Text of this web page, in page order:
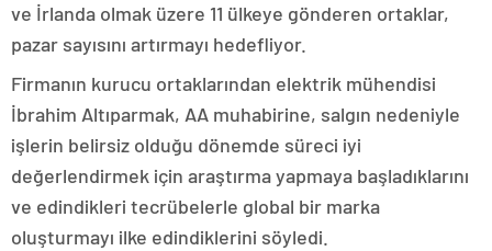
ve İrlanda olmak üzere 11 ülkeye gönderen ortaklar,
pazar sayısını artırmayı hedefliyor.
Firmanın kurucu ortaklarından elektrik mühendisi
İbrahim Altıparmak, AA muhabirine, salgın nedeniyle
işlerin belirsiz olduğu dönemde süreci iyi
değerlendirmek için araştırma yapmaya başladıklarını
ve edindikleri tecrübelerle global bir marka
oluşturmayı ilke edindiklerini söyledi.